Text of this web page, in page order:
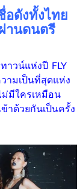
ดังทั้งไทย
านดนตรี
าวน์แห่งปี FLY
ามเป็นที่สุดแห่ง
มีใครเหมือน
าด้วยกันเป็นครั้ง